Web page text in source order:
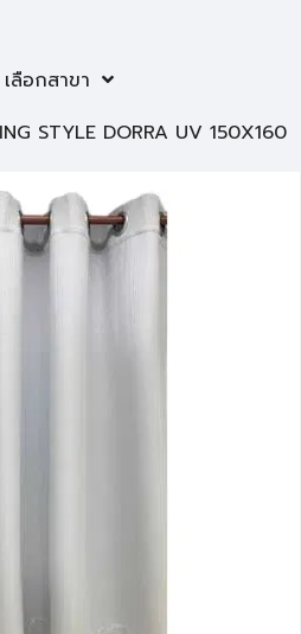
เลือกสาขา
STYLE DORRA UV 150X160